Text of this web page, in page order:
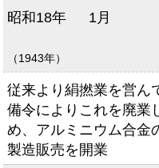
昭和18年 1月
（1943年）
従来より絹撚業を営ん
備令によりこれを廃業
め、アルミニウム合金
製造販売を開業